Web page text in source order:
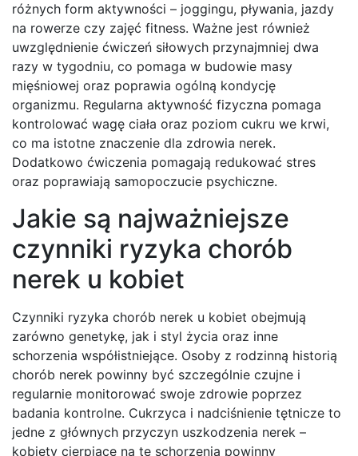
różnych form aktywności – joggingu, pływania, jazdy
na rowerze czy zajęć fitness. Ważne jest również
uwzględnienie ćwiczeń siłowych przynajmniej dwa
razy w tygodniu, co pomaga w budowie masy
mięśniowej oraz poprawia ogólną kondycję
organizmu. Regularna aktywność fizyczna pomaga
kontrolować wagę ciała oraz poziom cukru we krwi,
co ma istotne znaczenie dla zdrowia nerek.
Dodatkowo ćwiczenia pomagają redukować stres
oraz poprawiają samopoczucie psychiczne.
Jakie są najważniejsze
czynniki ryzyka chorób
nerek u kobiet
Czynniki ryzyka chorób nerek u kobiet obejmują
zarówno genetykę, jak i styl życia oraz inne
schorzenia współistniejące. Osoby z rodzinną historią
chorób nerek powinny być szczególnie czujne i
regularnie monitorować swoje zdrowie poprzez
badania kontrolne. Cukrzyca i nadciśnienie tętnicze to
jedne z głównych przyczyn uszkodzenia nerek –
kobiety cierpiące na te schorzenia powinny